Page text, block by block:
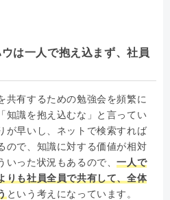
は一人で抱え込まず、社員
共有するための勉強会を頻繁に
知識を抱え込むな」と言ってい
が早いし、ネットで検索すれば
ので、知識に対する価値が相対
いった状況もあるので、一人で
りも社員全員で共有して、全体
という考えになっています。